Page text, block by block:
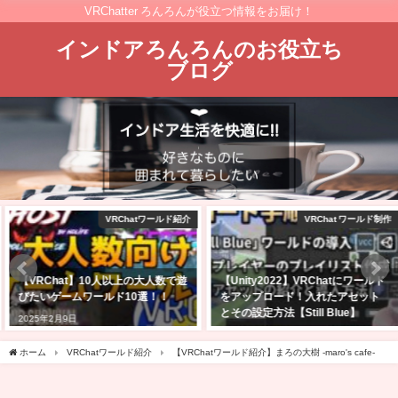
VRChatter ろんろんが役立つ情報をお届け！
インドアろんろんのお役立ち
ブログ
VRChatワールド紹介
【VRChat】10人以上の大人数で遊
びたいゲームワールド10選！！
2025年2月9日
VRChat ワールド制作
【Unity2022】VRChatにワールド
をアップロード！入れたアセット
とその設定方法【Still Blue】
ホーム VRChatワールド紹介 【VRChatワールド紹介】まろの大樹 -maro's cafe-